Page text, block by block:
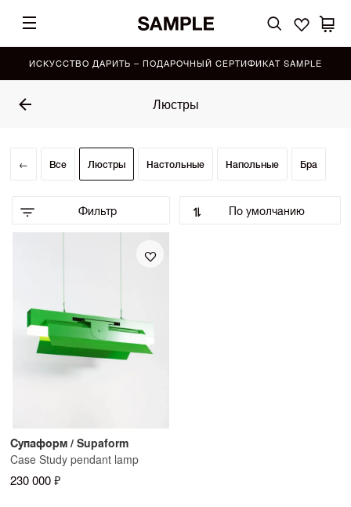
ИСКУССТВО ДАРИТЬ – ПОДАРОЧНЫЙ СЕРТИФИКАТ SAMPLE
Люстры
← Все Люстры Настольные Напольные Бра
Фильтр По умолчанию
Супаформ / Supaform
Case Study pendant lamp
230 000 ₽